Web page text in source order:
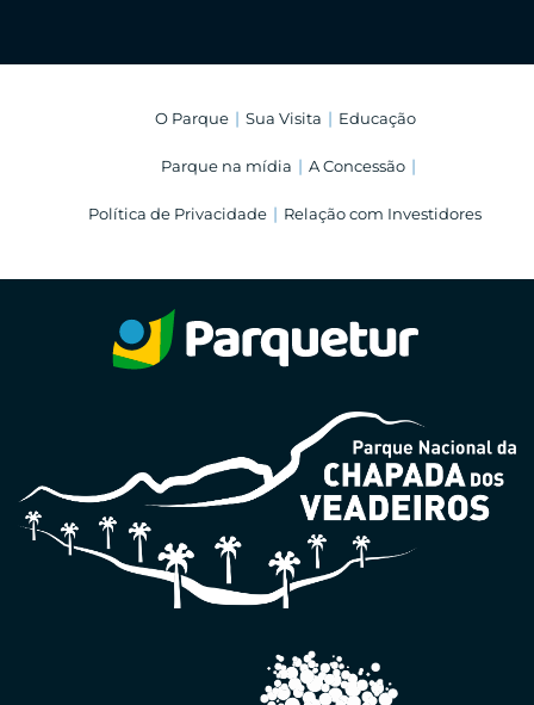
O Parque Sua Visita Educação
Parque na mídia A Concessão
Política de Privacidade Relação com Investidores